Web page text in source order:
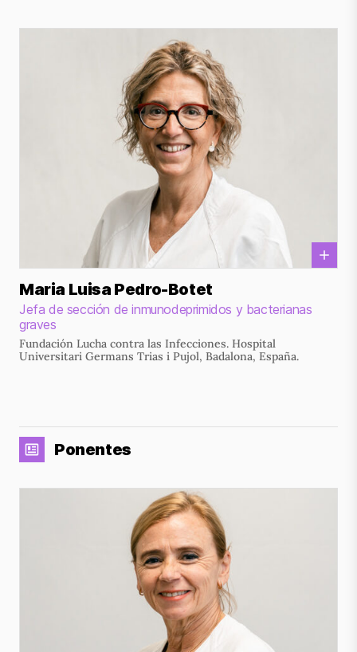
Maria Luisa Pedro-Botet
Jefa de sección de inmunodeprimidos y bacterianas
graves
Fundación Lucha contra las Infecciones. Hospital
Universitari Germans Trias i Pujol, Badalona, España.
Ponentes